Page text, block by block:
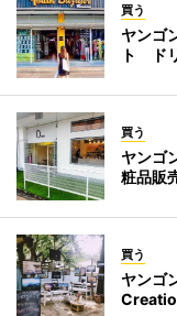
買う
ヤンゴ
ト ド
買う
ヤンゴ
粧品販
買う
ヤンゴ